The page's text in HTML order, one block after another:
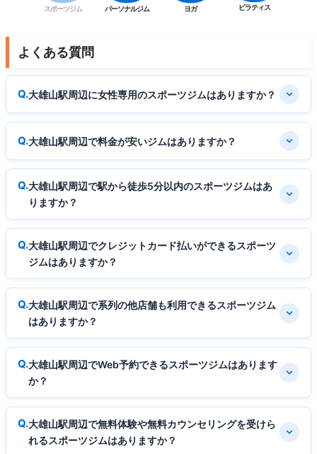
スポーツジム パーソナルジム ヨガ ピラティス
よくある質問
大雄山駅周辺に女性専用のスポーツジムはありますか？
大雄山駅周辺で料金が安いジムはありますか？
大雄山駅周辺で駅から徒歩5分以内のスポーツジムはあ
りますか？
大雄山駅周辺でクレジットカード払いができるスポーツ
ジムはありますか？
大雄山駅周辺で系列の他店舗も利用できるスポーツジム
はありますか？
大雄山駅周辺でWeb予約できるスポーツジムはあります
か？
大雄山駅周辺で無料体験や無料カウンセリングを受けら
れるスポーツジムはありますか？